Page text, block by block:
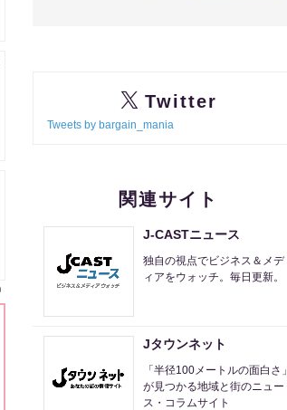
Twitter
Tweets by bargain_mania
関連サイト
J-CASTニュース
独自の視点でビジネス＆メデ
ィアをウォッチ。毎日更新。
Jタウンネット
「半径100メートルの面白さ」
が見つかる地域と街のニュー
ス・コラムサイト